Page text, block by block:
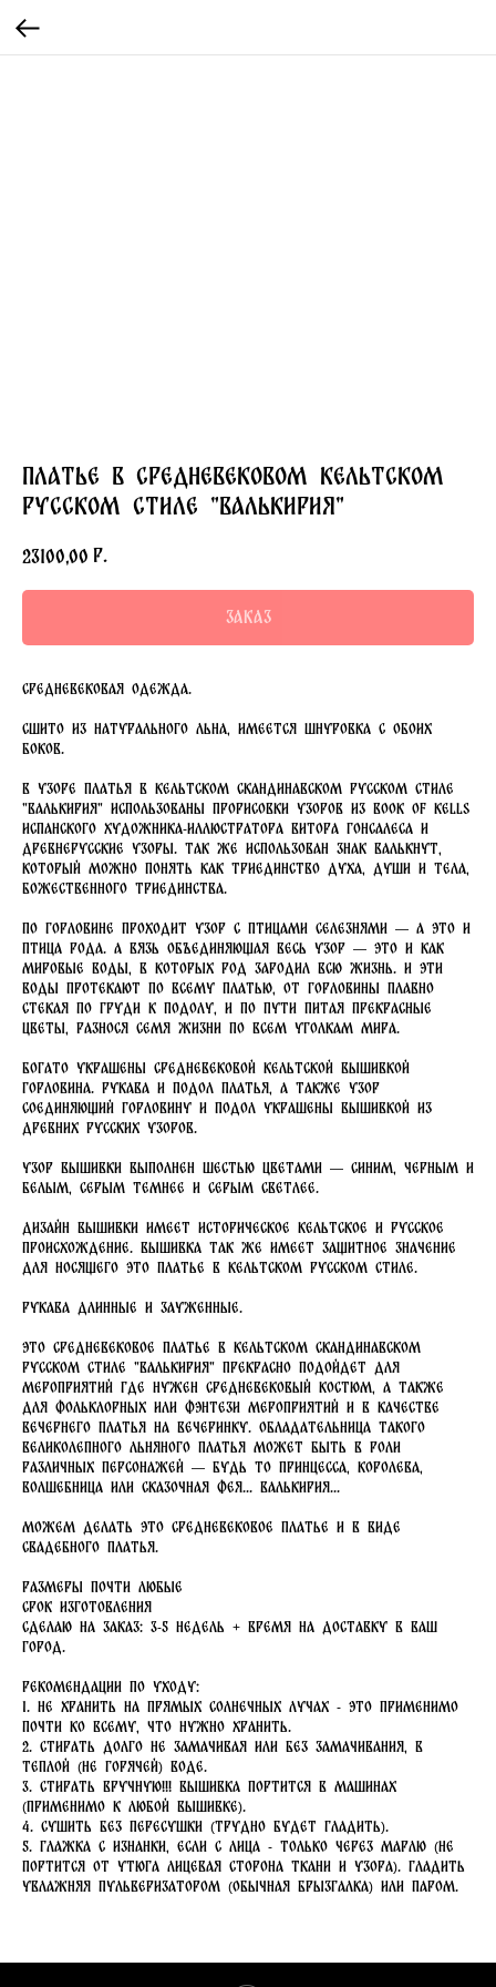
Платье в средневековом кельтском
русском стиле "Валькирия"
23100,00 р.
Заказ
Средневековая одежда.
Сшито из натурального льна, имеется шнуровка с обоих
боков.
В узоре платья в кельтском скандинавском русском стиле
"Валькирия" использованы прорисовки узоров из Book Of Kells
испанского художника-иллюстратора Витора Гонсалеса и
древнерусские узоры. Так же использован знак Валькнут,
который можно понять как триединство Духа, Души и Тела,
Божественного Триединства.
По горловине проходит узор с птицами Селезнями — а это и
птица Рода. А вязь объединяющая весь узор — это и как
Мировые Воды, в которых Род зародил всю жизнь. И эти
воды протекают по всему платью, от горловины плавно
стекая по груди к подолу, и по пути питая прекрасные
цветы, разнося семя жизни по всем уголкам Мира.
Богато украшены средневековой кельтской вышивкой
горловина. Рукава и подол платья, а также узор
соединяющий горловину и подол украшены вышивкой из
древних русских узоров.
Узор вышивки выполнен шестью цветами — синим, черным и
белым, серым темнее и серым светлее.
Дизайн вышивки имеет историческое кельтское и русское
происхождение. Вышивка так же имеет защитное значение
для носящего это платье в кельтском русском стиле.
Рукава длинные и зауженные.
Это средневековое платье в кельтском скандинавском
русском стиле "Валькирия" прекрасно подойдет для
мероприятий где нужен средневековый костюм, а также
для фольклорных или фэнтези мероприятий и в качестве
вечернего платья на вечеринку. Обладательница такого
великолепного льняного платья может быть в роли
различных персонажей — будь то принцесса, королева,
волшебница или сказочная фея... Валькирия...
Можем делать это средневековое платье и в виде
свадебного платья.
Размеры почти любые
Срок изготовления
Сделаю на заказ: 3-5 недель + время на доставку в ваш
город.
Рекомендации по уходу:
1. Не хранить на прямых солнечных лучах - это применимо
почти ко всему, что нужно хранить.
2. Стирать долго не замачивая или без замачивания, в
теплой (не горячей) воде.
3. Стирать вручную!!! Вышивка портится в машинах
(применимо к любой вышивке).
4. Сушить без пересушки (трудно будет гладить).
5. Глажка с изнанки, если с лица - только через марлю (не
портится от утюга лицевая сторона ткани и узора). Гладить
увлажняя пульверизатором (обычная брызгалка) или паром.